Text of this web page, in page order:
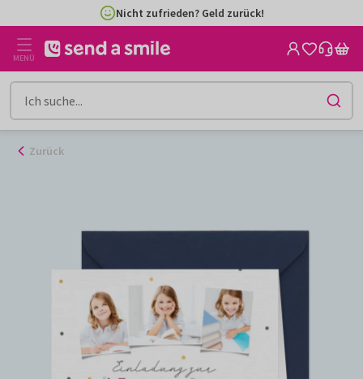
Inhalt
gehen
Nicht zufrieden? Geld zurück!
MENÜ
Zurück